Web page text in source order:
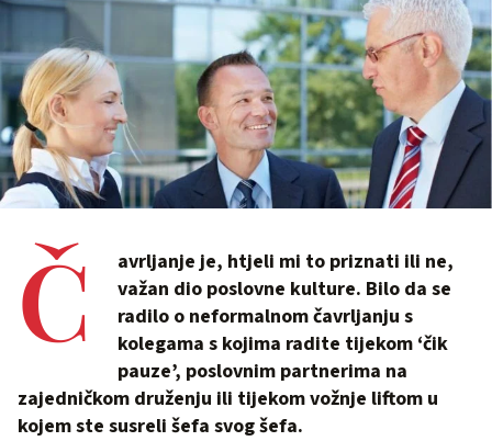
Č
avrljanje je, htjeli mi to priznati ili ne,
važan dio poslovne kulture. Bilo da se
radilo o neformalnom čavrljanju s
kolegama s kojima radite tijekom ‘čik
pauze’, poslovnim partnerima na
zajedničkom druženju ili tijekom vožnje liftom u
kojem ste susreli šefa svog šefa.